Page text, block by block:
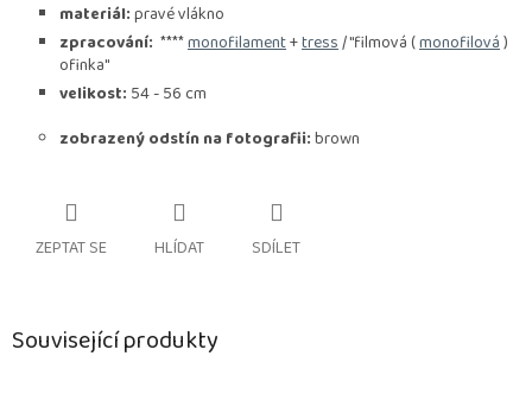
materiál:pravé vlákno
zpracování: ****monofilament+tress/ "filmová (monofilová)
ofinka"
velikost: 54 - 56 cm
zobrazený odstín na fotografii:brown
ZEPTAT SE HLÍDAT SDÍLET
Související produkty